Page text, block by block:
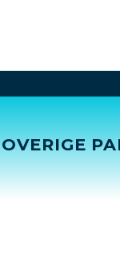
OVERIGE